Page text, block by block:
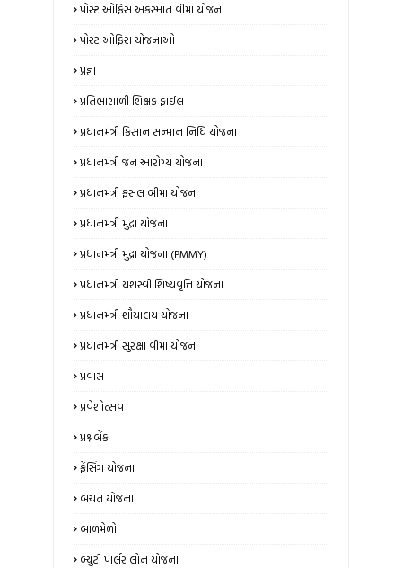
પોસ્ટ ઓફિસ અકસ્માત વીમા યોજના
પોસ્ટ ઓફિસ યોજનાઓ
પ્રજ્ઞા
પ્રતિભાશાળી શિક્ષક ફાઈલ
પ્રધાનમંત્રી કિસાન સન્માન નિધિ યોજના
પ્રધાનમંત્રી જન આરોગ્ય યોજના
પ્રધાનમંત્રી ફસલ બીમા યોજના
પ્રધાનમંત્રી મુદ્રા યોજના
પ્રધાનમંત્રી મુદ્રા યોજના (PMMY)
પ્રધાનમંત્રી યશસ્વી શિષ્યવૃત્તિ યોજના
પ્રધાનમંત્રી શૌચાલય યોજના
પ્રધાનમંત્રી સુરક્ષા વીમા યોજના
પ્રવાસ
પ્રવેશોત્સવ
પ્રશ્નબેંક
ફેંસિંગ યોજના
બચત યોજના
બાળમેળો
બ્યુટી પાર્લર લોન યોજના